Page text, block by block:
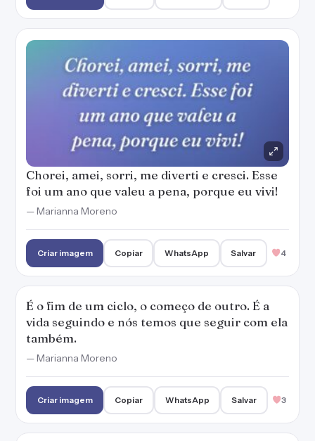
Chorei, amei, sorri, me diverti e cresci. Esse
foi um ano que valeu a pena, porque eu vivi!
— Marianna Moreno
Criar imagem Copiar WhatsApp Salvar 4
É o fim de um ciclo, o começo de outro. É a
vida seguindo e nós temos que seguir com ela
também.
— Marianna Moreno
Criar imagem Copiar WhatsApp Salvar 3